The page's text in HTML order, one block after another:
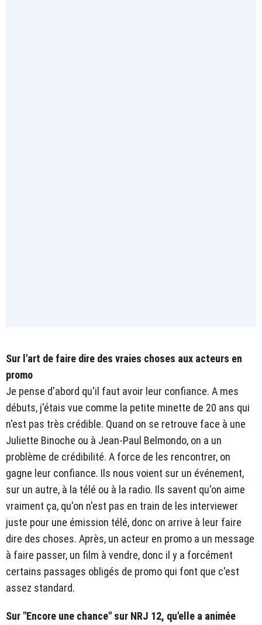
Sur l'art de faire dire des vraies choses aux acteurs en
promo
Je pense d'abord qu'il faut avoir leur confiance. A mes
débuts, j'étais vue comme la petite minette de 20 ans qui
n'est pas très crédible. Quand on se retrouve face à une
Juliette Binoche ou à Jean-Paul Belmondo, on a un
problème de crédibilité. A force de les rencontrer, on
gagne leur confiance. Ils nous voient sur un événement,
sur un autre, à la télé ou à la radio. Ils savent qu'on aime
vraiment ça, qu'on n'est pas en train de les interviewer
juste pour une émission télé, donc on arrive à leur faire
dire des choses. Après, un acteur en promo a un message
à faire passer, un film à vendre, donc il y a forcément
certains passages obligés de promo qui font que c'est
assez standard.
Sur "Encore une chance" sur NRJ 12, qu'elle a animée